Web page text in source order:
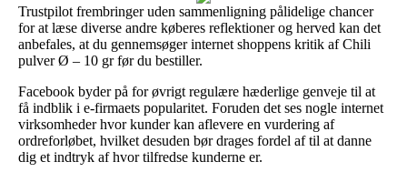
Trustpilot frembringer uden sammenligning pålidelige chancer
for at læse diverse andre køberes reflektioner og herved kan det
anbefales, at du gennemsøger internet shoppens kritik af Chili
pulver Ø – 10 gr før du bestiller.
Facebook byder på for øvrigt regulære hæderlige genveje til at
få indblik i e-firmaets popularitet. Foruden det ses nogle internet
virksomheder hvor kunder kan aflevere en vurdering af
ordreforløbet, hvilket desuden bør drages fordel af til at danne
dig et indtryk af hvor tilfredse kunderne er.